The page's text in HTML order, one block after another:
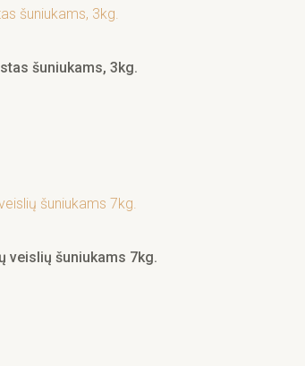
šuniukams, 3kg.
veislių šuniukams 7kg.